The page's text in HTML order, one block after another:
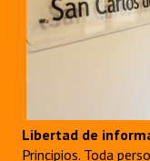
Libertad de
Principios. Toda